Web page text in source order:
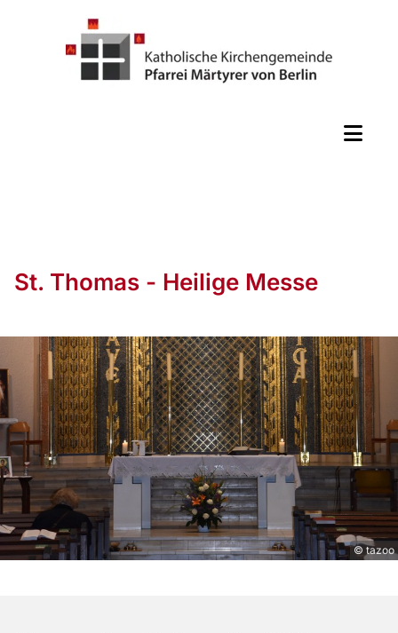
St. Thomas - Heilige Messe
© tazoo